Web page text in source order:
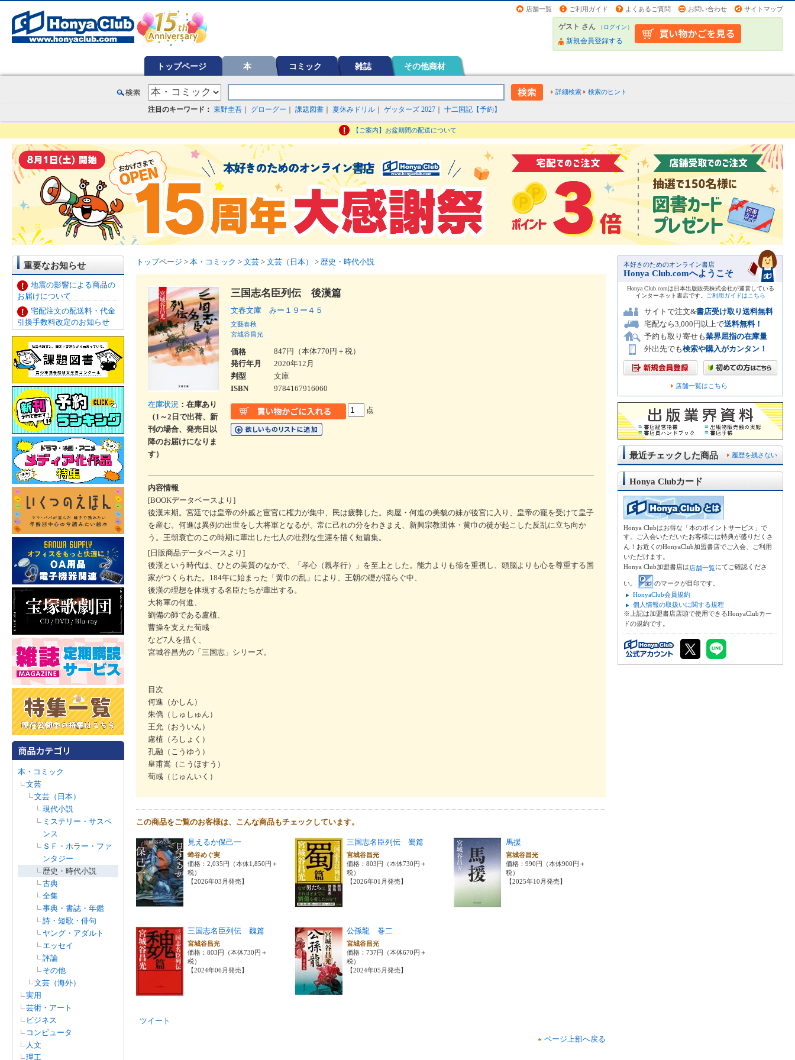
店舗一覧 ご利用ガイド よくあるご質問 お問い合わせ サイトマップ
ゲスト さん （ログイン）
新規会員登録する
トップページ 本 コミック 雑誌 その他商材
詳細検索 検索のヒント
注目のキーワード： 東野圭吾 グローグー 課題図書 夏休みドリル ゲッターズ 2027 十二国記【予約】
【ご案内】お盆期間の配送について
重要なお知らせ
地震の影響による商品の
お届けについて
宅配注文の配送料・代金
引換手数料改定のお知らせ
本・コミック
文芸
文芸（日本）
現代小説
ミステリー・サスペ
ンス
ＳＦ・ホラー・ファ
ンタジー
歴史・時代小説
古典
全集
事典・書誌・年鑑
詩・短歌・俳句
ヤング・アダルト
エッセイ
評論
その他
文芸（海外）
実用
芸術・アート
ビジネス
コンピュータ
人文
理工
トップページ > 本・コミック > 文芸 > 文芸（日本） > 歴史・時代小説
在庫状況 ：在庫あり
（1～2日で出荷、新
刊の場合、発売日以
降のお届けになりま
す）
三国志名臣列伝 後漢篇
文春文庫 みー１９ー４５
文藝春秋
宮城谷昌光
価格
847円（本体770円＋税）
発行年月
2020年12月
判型
文庫
ISBN
9784167916060
点
内容情報
[BOOKデータベースより]
後漢末期。宮廷では皇帝の外戚と宦官に権力が集中、民は疲弊した。肉屋・何進の美貌の妹が後宮に入り、皇帝の寵を受けて皇子
を産む。何進は異例の出世をし大将軍となるが、常に己れの分をわきまえ、新興宗教団体・黄巾の徒が起こした反乱に立ち向か
う。王朝衰亡のこの時期に輩出した七人の壮烈な生涯を描く短篇集。
[日販商品データベースより]
後漢という時代は、ひとの美質のなかで、「孝心（親孝行）」を至上とした。能力よりも徳を重視し、頭脳よりも心を尊重する国
家がつくられた。184年に始まった「黄巾の乱」により、王朝の礎が揺らぐ中、
後漢の理想を体現する名臣たちが輩出する。
大将軍の何進、
劉備の師である盧植、
曹操を支えた荀彧
など7人を描く、
宮城谷昌光の「三国志」シリーズ。
目次
何進（かしん）
朱儁（しゅしゅん）
王允（おういん）
慮植（ろしょく）
孔融（こうゆう）
皇甫嵩（こうほすう）
荀彧（じゅんいく）
この商品をご覧のお客様は、こんな商品もチェックしています。
見えるか保己一
蝉谷めぐ実
価格：2,035円（本体1,850円＋
税）
【2026年03月発売】
三国志名臣列伝 蜀篇
宮城谷昌光
価格：803円（本体730円＋
税）
【2026年01月発売】
馬援
宮城谷昌光
価格：990円（本体900円＋
税）
【2025年10月発売】
三国志名臣列伝 魏篇
宮城谷昌光
価格：803円（本体730円＋
税）
【2024年06月発売】
公孫龍 巻二
宮城谷昌光
価格：737円（本体670円＋
税）
【2024年05月発売】
ツイート
ページ上部へ戻る
本好きのためのオンライン書店
Honya Club.comへようこそ
Honya Club.comは日本出版販売株式会社が運営している
インターネット書店です。
ご利用ガイドはこちら
サイトで注文&書店受け取り送料無料
宅配なら3,000円以上で送料無料！
予約も取り寄せも業界屈指の在庫量
外出先でも検索や購入がカンタン！
店舗一覧はこちら
履歴を残さない
最近チェックした商品
Honya Clubカード
Honya Clubはお得な「本のポイントサービス」で
す。ご入会いただいたお客様には特典が盛りだくさ
ん！お近くのHonyaClub加盟書店でご入会、ご利用
いただけます。
Honya Club加盟書店は店舗一覧にてご確認くださ
い。
のマークが目印です。
HonyaClub会員規約
個人情報の取扱いに関する規程
※上記は加盟書店店頭で使用できるHonyaClubカー
ドの規約です。